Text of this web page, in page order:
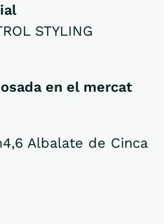
STYLING
en el mercat
Albalate de Cinca